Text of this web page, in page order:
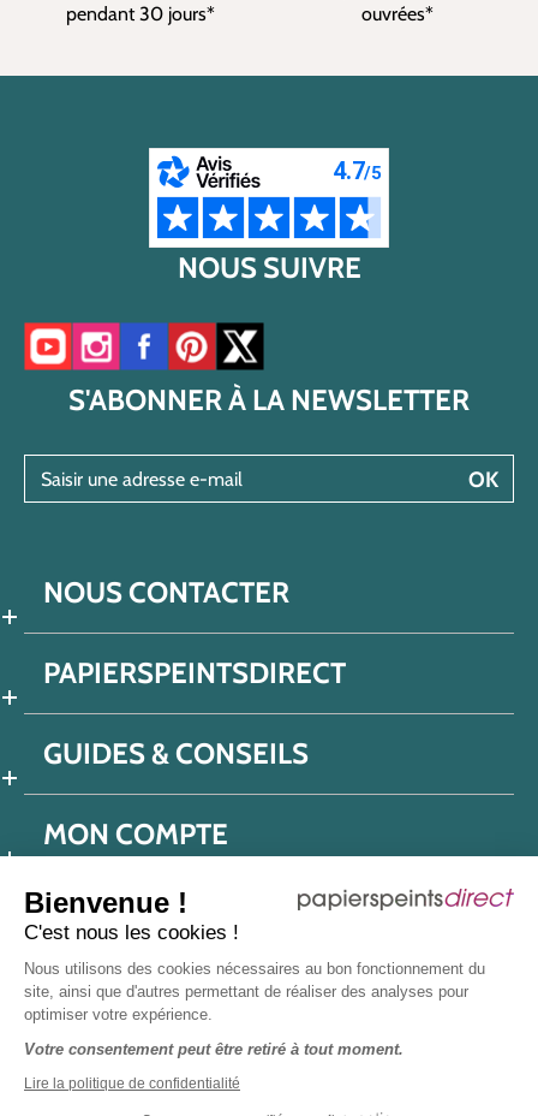
Bienvenue !
C'est nous les cookies !
Nous utilisons des cookies nécessaires au bon fonctionnement du
site, ainsi que d'autres permettant de réaliser des analyses pour
optimiser votre expérience.
Votre consentement peut être retiré à tout moment.
Lire la politique de confidentialité
pendant 30 jours*
ouvrées*
NOUS SUIVRE
Accéder à notre chaîne YouTube
Accéder à notre compte Instagram
Accéder à notre page Facebook
Accéder à notre compte Pinterest
Accéder à notre compte Twitter/X
S'ABONNER À LA NEWSLETTER
OK
NOUS CONTACTER
PAPIERSPEINTSDIRECT
GUIDES & CONSEILS
MON COMPTE
Politique de confidentialité
Mentions légales
Protection données réseaux sociaux
Déclaration d'accessibilité